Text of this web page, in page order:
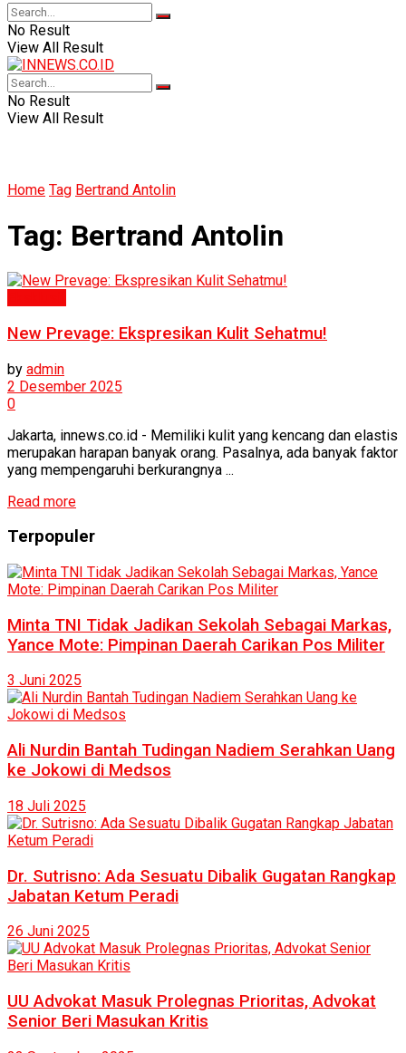
No Result
View All Result
No Result
View All Result
Home Tag Bertrand Antolin
Tag: Bertrand Antolin
New Prevage: Ekspresikan Kulit Sehatmu!
by admin
2 Desember 2025
0
Jakarta, innews.co.id - Memiliki kulit yang kencang dan elastis
merupakan harapan banyak orang. Pasalnya, ada banyak faktor
yang mempengaruhi berkurangnya ...
Read more
Terpopuler
Minta TNI Tidak Jadikan Sekolah Sebagai Markas,
Yance Mote: Pimpinan Daerah Carikan Pos Militer
3 Juni 2025
Ali Nurdin Bantah Tudingan Nadiem Serahkan Uang
ke Jokowi di Medsos
18 Juli 2025
Dr. Sutrisno: Ada Sesuatu Dibalik Gugatan Rangkap
Jabatan Ketum Peradi
26 Juni 2025
UU Advokat Masuk Prolegnas Prioritas, Advokat
Senior Beri Masukan Kritis